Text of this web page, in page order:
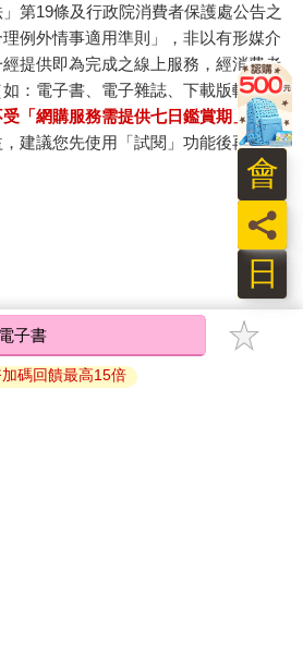
第19條及行政院消費者保護處公告之
理例外情事適用準則」，非以有形媒介
提供即為完成之線上服務，經消費者
：電子書、電子雜誌、下載版軟體、
受「網購服務需提供七日鑑賞期」的限
建議您先使用「試閱」功能後再付款
電子書
碼回饋最高15倍
日
員
會